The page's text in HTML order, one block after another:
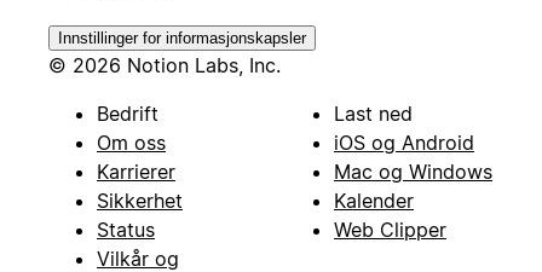
Innstillinger for informasjonskapsler
© 2026 Notion Labs, Inc.
Bedrift
Om oss
Karrierer
Sikkerhet
Status
Vilkår og
Last ned
iOS og Android
Mac og Windows
Kalender
Web Clipper